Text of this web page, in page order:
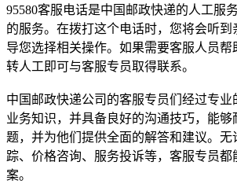
95580客服电话是中国邮政快递的人工服
的服务。在拨打这个电话时，您将会听到
导您选择相关操作。如果需要客服人员帮
转人工即可与客服专员取得联系。
中国邮政快递公司的客服专员们经过专业
业务知识，并具备良好的沟通技巧，能够
题，并为他们提供全面的解答和建议。无
踪、价格咨询、服务投诉等，客服专员都
案。